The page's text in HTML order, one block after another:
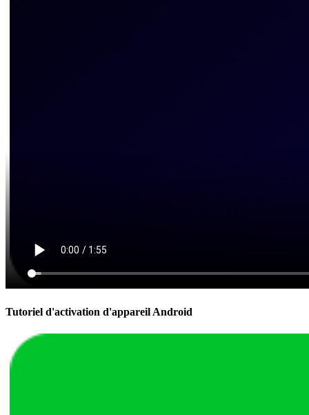
Tutoriel d'activation d'appareil Android